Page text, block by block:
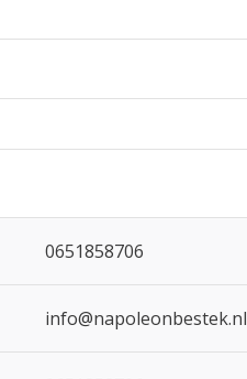
0651858706
info@napoleonbestek.nl